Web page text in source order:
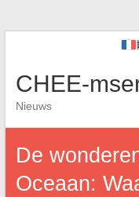
CHEE-
Nieuws
De
Oceaan: